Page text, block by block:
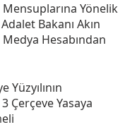
Mensuplarına Yönelik
Bakanı Akın
Hesabından
Yüzyılının
Çerçeve Yasaya